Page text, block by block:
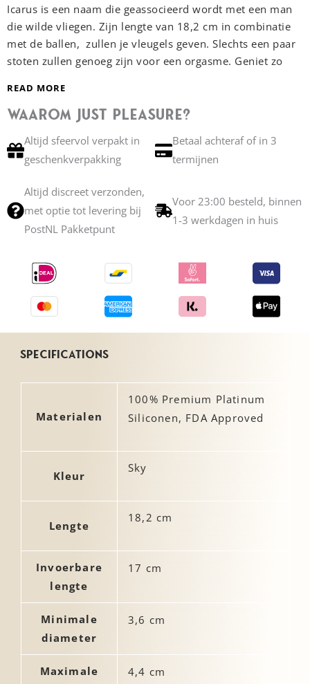
Icarus is een naam die geassocieerd wordt met een man
die wilde vliegen. Zijn lengte van 18,2 cm in combinatie
met de ballen, zullen je vleugels geven. Slechts een paar
stoten zullen genoeg zijn voor een orgasme. Geniet zo
Handgemaakt Dutch Design
Suction CupHoe wild je het ook maakt, hij blijft
zitten.
Harnass Ready
Lees meer →
READ MORE
Waarom Just Pleasure?
Altijd sfeervol verpakt in
geschenkverpakking
Betaal achteraf of in 3
termijnen
Altijd discreet verzonden,
met optie tot levering bij
PostNL Pakketpunt
Voor 23:00 besteld, binnen
1-3 werkdagen in huis
Specifications
Materialen
100% Premium Platinum
Siliconen, FDA Approved
Kleur
Sky
Lengte
18,2 cm
Invoerbare
lengte
17 cm
Minimale
diameter
3,6 cm
Maximale
4,4 cm